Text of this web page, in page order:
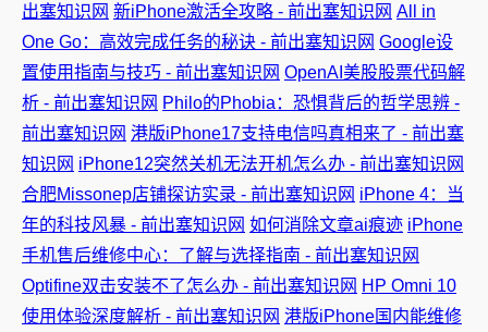
出塞知识网 新iPhone激活全攻略 - 前出塞知识网 All in
One Go：高效完成任务的秘诀 - 前出塞知识网 Google设
置使用指南与技巧 - 前出塞知识网 OpenAI美股股票代码解
析 - 前出塞知识网 Philo的Phobia：恐惧背后的哲学思辨 -
前出塞知识网 港版iPhone17支持电信吗真相来了 - 前出塞
知识网 iPhone12突然关机无法开机怎么办 - 前出塞知识网
合肥Missonep店铺探访实录 - 前出塞知识网 iPhone 4：当
年的科技风暴 - 前出塞知识网 如何消除文章ai痕迹 iPhone
手机售后维修中心：了解与选择指南 - 前出塞知识网
Optifine双击安装不了怎么办 - 前出塞知识网 HP Omni 10
使用体验深度解析 - 前出塞知识网 港版iPhone国内能维修